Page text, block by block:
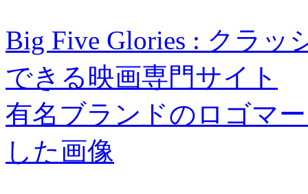
Big Five Glories : クラ
できる映画専門サイト
有名ブランドのロゴマ
した画像